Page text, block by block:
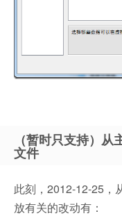
（暂时只支持）
文件
此刻，2012-12-25，
放有关的改动有：